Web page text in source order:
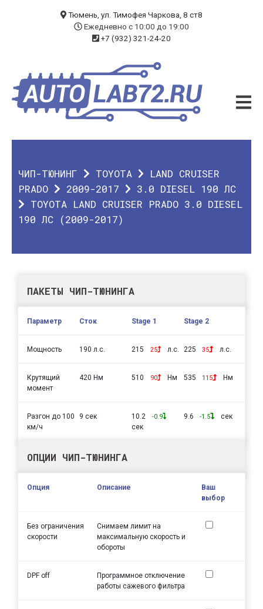
ЧИП-ТЮНИНГ
ДИАГНОСТИКА
О КОМПАНИИ
КОНТАКТЫ
Тюмень, ул. Тимофея Чаркова, 8 ст8
Ежедневно с 10:00 до 19:00
+7 (932) 321-24-20
ЧИП-ТЮНИНГ TOYOTA
LAND CRUISER
PRADO
2009-2017
3.0 DIESEL 190 ЛС
TOYOTA LAND CRUISER PRADO 3.0 DIESEL
190 ЛС (2009-2017)
ПАКЕТЫ ЧИП-ТЮНИНГА
Параметр Сток Stage 1 Stage 2
Мощность 190 л.с. 215 25 л.с. 225 35 л.с.
Крутящий
момент
420 Нм 510 90 Нм 535 115 Нм
Разгон до 100
км/ч
9 сек 10.2 -0.9
сек
9.6 -1.5 сек
ОПЦИИ ЧИП-ТЮНИНГА
Опция Описание
Ваш
выбор
Без ограничения
скорости
Снимаем лимит на
максимальную скорость и
обороты
DPF off
Программное отключение
работы сажевого фильтра